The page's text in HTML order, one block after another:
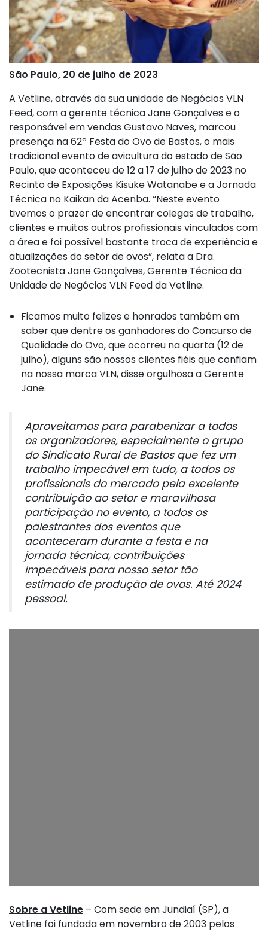
São Paulo, 20 de julho de 2023
A Vetline, através da sua unidade de Negócios VLN
Feed, com a gerente técnica Jane Gonçalves e o
responsável em vendas Gustavo Naves, marcou
presença na 62ª Festa do Ovo de Bastos, o mais
tradicional evento de avicultura do estado de São
Paulo, que aconteceu de 12 a 17 de julho de 2023 no
Recinto de Exposições Kisuke Watanabe e a Jornada
Técnica no Kaikan da Acenba. “Neste evento
tivemos o prazer de encontrar colegas de trabalho,
clientes e muitos outros profissionais vinculados com
a área e foi possível bastante troca de experiência e
atualizações do setor de ovos”, relata a Dra.
Zootecnista Jane Gonçalves, Gerente Técnica da
Unidade de Negócios VLN Feed da Vetline.
Ficamos muito felizes e honrados também em
saber que dentre os ganhadores do Concurso de
Qualidade do Ovo, que ocorreu na quarta (12 de
julho), alguns são nossos clientes fiéis que confiam
na nossa marca VLN, disse orgulhosa a Gerente
Jane.
Aproveitamos para parabenizar a todos
os organizadores, especialmente o grupo
do Sindicato Rural de Bastos que fez um
trabalho impecável em tudo, a todos os
profissionais do mercado pela excelente
contribuição ao setor e maravilhosa
participação no evento, a todos os
palestrantes dos eventos que
aconteceram durante a festa e na
jornada técnica, contribuições
impecáveis para nosso setor tão
estimado de produção de ovos. Até 2024
pessoal.
Sobre a Vetline – Com sede em Jundiaí (SP), a
Vetline foi fundada em novembro de 2003 pelos